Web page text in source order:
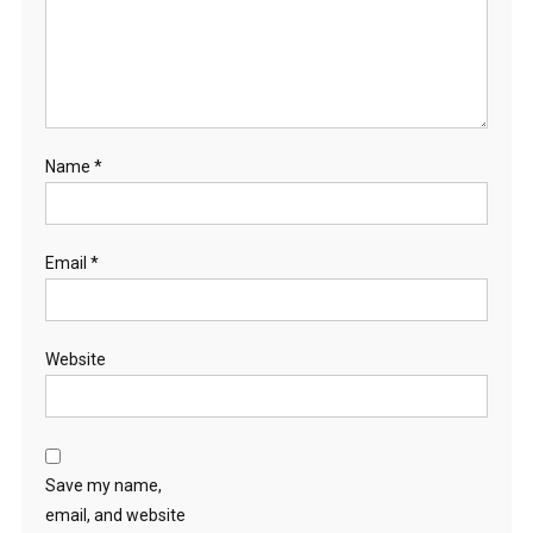
Name *
Email *
Website
Save my name,
email, and website